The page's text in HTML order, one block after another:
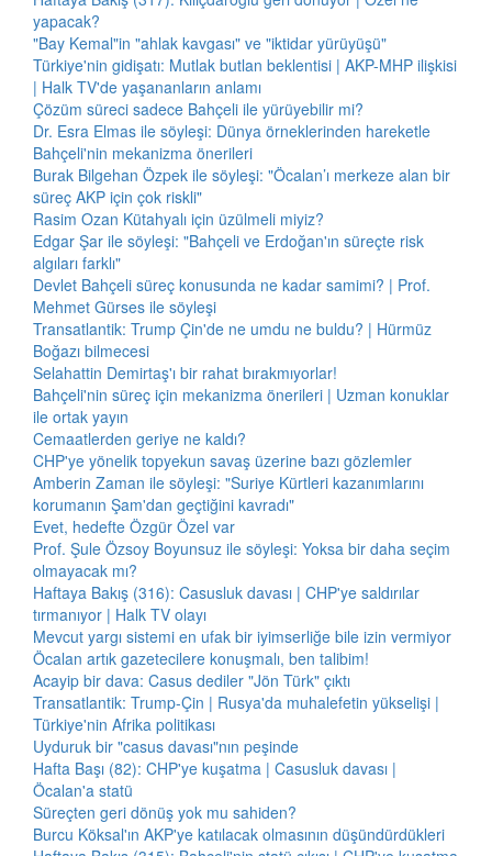
yapacak?
"Bay Kemal"in "ahlak kavgası" ve "iktidar yürüyüşü"
Türkiye'nin gidişatı: Mutlak butlan beklentisi | AKP-MHP ilişkisi
| Halk TV'de yaşananların anlamı
Çözüm süreci sadece Bahçeli ile yürüyebilir mi?
Dr. Esra Elmas ile söyleşi: Dünya örneklerinden hareketle
Bahçeli'nin mekanizma önerileri
Burak Bilgehan Özpek ile söyleşi: "Öcalan’ı merkeze alan bir
süreç AKP için çok riskli"
Rasim Ozan Kütahyalı için üzülmeli miyiz?
Edgar Şar ile söyleşi: "Bahçeli ve Erdoğan'ın süreçte risk
algıları farklı"
Devlet Bahçeli süreç konusunda ne kadar samimi? | Prof.
Mehmet Gürses ile söyleşi
Transatlantik: Trump Çin'de ne umdu ne buldu? | Hürmüz
Boğazı bilmecesi
Selahattin Demirtaş'ı bir rahat bırakmıyorlar!
Bahçeli'nin süreç için mekanizma önerileri | Uzman konuklar
ile ortak yayın
Cemaatlerden geriye ne kaldı?
CHP'ye yönelik topyekun savaş üzerine bazı gözlemler
Amberin Zaman ile söyleşi: "Suriye Kürtleri kazanımlarını
korumanın Şam'dan geçtiğini kavradı"
Evet, hedefte Özgür Özel var
Prof. Şule Özsoy Boyunsuz ile söyleşi: Yoksa bir daha seçim
olmayacak mı?
Haftaya Bakış (316): Casusluk davası | CHP'ye saldırılar
tırmanıyor | Halk TV olayı
Mevcut yargı sistemi en ufak bir iyimserliğe bile izin vermiyor
Öcalan artık gazetecilere konuşmalı, ben talibim!
Acayip bir dava: Casus dediler "Jön Türk" çıktı
Transatlantik: Trump-Çin | Rusya'da muhalefetin yükselişi |
Türkiye'nin Afrika politikası
Uyduruk bir "casus davası"nın peşinde
Hafta Başı (82): CHP'ye kuşatma | Casusluk davası |
Öcalan'a statü
Süreçten geri dönüş yok mu sahiden?
Burcu Köksal'ın AKP'ye katılacak olmasının düşündürdükleri